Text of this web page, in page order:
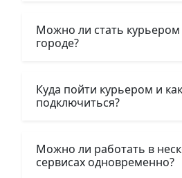
Можно ли стать курьером
городе?
Куда пойти курьером и как
подключиться?
Можно ли работать в
сервисах одновременно?